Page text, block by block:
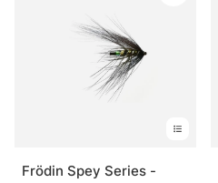
Frödin Spey Series -